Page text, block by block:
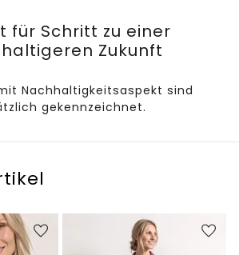
für Schritt zu einer
Zukunft
Nachhaltigkeitsaspekt sind
gekennzeichnet.